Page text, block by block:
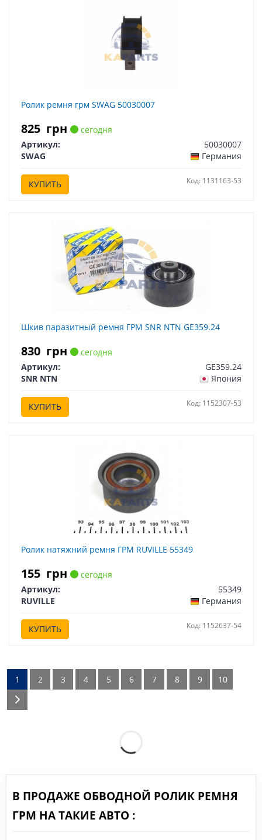
Ролик ремня грм SWAG 50030007
825 грн
сегодня
Артикул:
50030007
SWAG
Германия
КУПИТЬ Код: 1131163-53
Шкив паразитный ремня ГРМ SNR NTN GE359.24
830 грн
сегодня
Артикул:
GE359.24
SNR NTN
Япония
КУПИТЬ Код: 1152307-53
Ролик натяжний ремня ГРМ RUVILLE 55349
155 грн
сегодня
Артикул:
55349
RUVILLE
Германия
КУПИТЬ Код: 1152637-54
1 2 3 4 5 6 7 8 9 10
В ПРОДАЖЕ ОБВОДНОЙ РОЛИК РЕМНЯ
ГРМ НА ТАКИЕ АВТО :